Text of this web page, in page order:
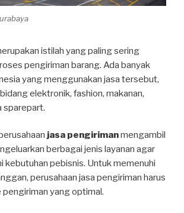
istilah yang paling sering
pengiriman barang. Ada banyak
yang menggunakan jasa tersebut,
elektronik, fashion, makanan,
sparepart.
jasa pengirimanmengambil
berbagai jenis layanan agar
kebutuhan pebisnis. Untuk memenuhi
perusahaan jasa pengiriman harus
yang optimal.